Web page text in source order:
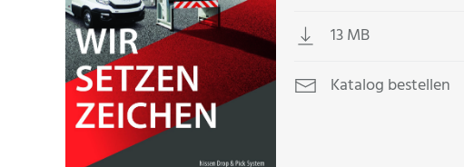
13 MB
Katalog bestellen